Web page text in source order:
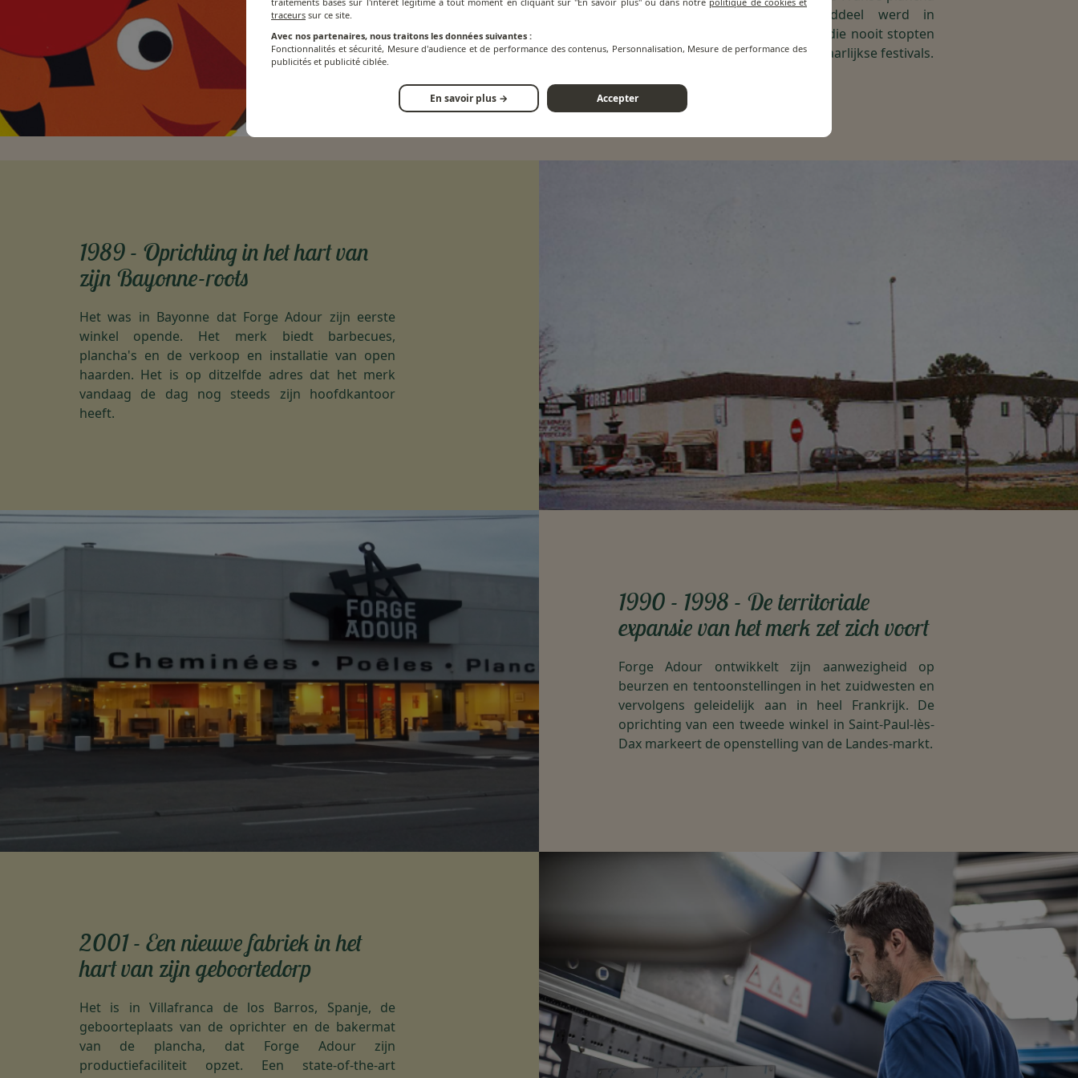
die al snel een hoofdbestanddeel werd in
Baskenland, vooral bij sportclubs die nooit stopten
met het bestellen ervan voor hun jaarlijkse festivals.
1989 - Oprichting in het hart van
zijn Bayonne-roots
Het was in Bayonne dat Forge Adour zijn eerste
winkel opende. Het merk biedt barbecues,
plancha's en de verkoop en installatie van open
haarden. Het is op ditzelfde adres dat het merk
vandaag de dag nog steeds zijn hoofdkantoor
heeft.
1990 - 1998 - De territoriale
expansie van het merk zet zich voort
Forge Adour ontwikkelt zijn aanwezigheid op
beurzen en tentoonstellingen in het zuidwesten en
vervolgens geleidelijk aan in heel Frankrijk. De
oprichting van een tweede winkel in Saint-Paul-lès-
Dax markeert de openstelling van de Landes-markt.
2001 - Een nieuwe fabriek in het
hart van zijn geboortedorp
Het is in Villafranca de los Barros, Spanje, de
geboorteplaats van de oprichter en de bakermat
van de plancha, dat Forge Adour zijn
productiefaciliteit opzet. Een state-of-the-art
traceurs sur ce site.
Avec nos partenaires, nous traitons les données suivantes :
Fonctionnalités et sécurité, Mesure d'audience et de performance des contenus, Personnalisation, Mesure de performance des
publicités et publicité ciblée.
En savoir plus → Accepter